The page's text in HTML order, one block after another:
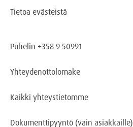
Tietoa evästeistä
Puhelin +358 9 50991
Yhteydenottolomake
Kaikki yhteystietomme
Dokumenttipyyntö (vain asiakkaille)